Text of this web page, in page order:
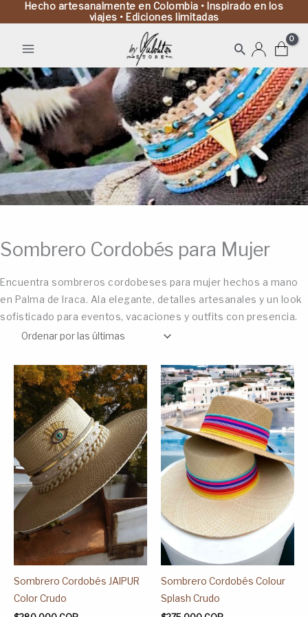
Hecho artesanalmente en Colombia • Inspirado en los
viajes • Ediciones limitadas
Buscar
Sombrero Cordobés para Mujer
Encuentra sombreros cordobeses para mujer hechos a mano
en Palma de Iraca. Ala elegante, detalles artesanales y un look
sofisticado para eventos, vacaciones y outfits con presencia.
Sombrero Cordobés JAIPUR
Color Crudo
Este
producto
tiene
múltiples
variantes.
Las
opciones
se
pueden
elegir
la
página
producto
Sombrero Cordobés Colour
Splash Crudo
Este
producto
tiene
múltiples
variantes.
Las
opciones
se
pueden
elegir
en
la
página
producto